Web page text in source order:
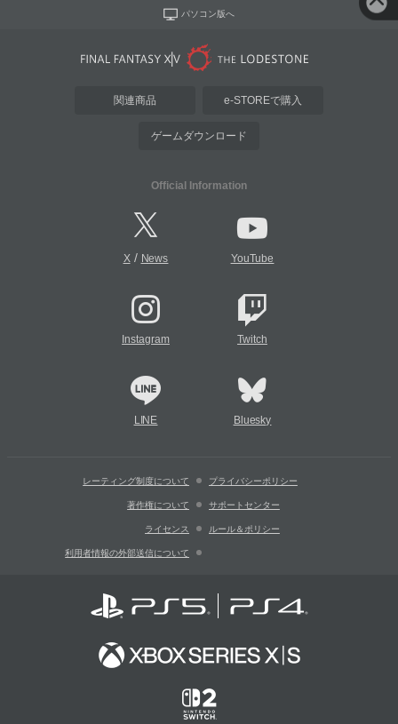
パソコン版へ
関連商品 e-STOREで購入
ゲームダウンロード
Official Information
X/ News YouTube
Instagram Twitch
LINE Bluesky
レーティング制度について プライバシーポリシー
著作権について サポートセンター
ライセンス ルール＆ポリシー
利用者情報の外部送信について